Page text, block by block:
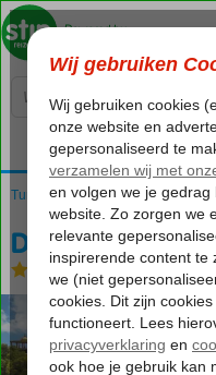
Voelt
Turkije Turkse Riviera Antalya
Delphin BE
Ultra All